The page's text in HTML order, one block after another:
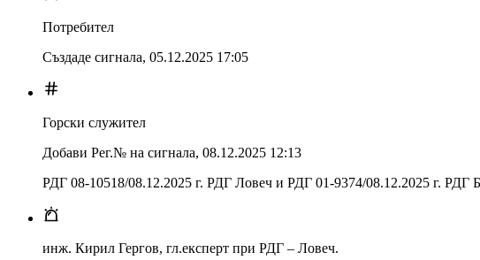
Потребител
Създаде сигнала, 05.12.2025 17:05
Горски служител
Добави Рег.№ на сигнала, 08.12.2025 12:13
РДГ 08-10518/08.12.2025 г. РДГ Ловеч и РДГ 01-9374/08.12.2025 г. РДГ
инж. Кирил Гергов, гл.експерт при РДГ – Ловеч.